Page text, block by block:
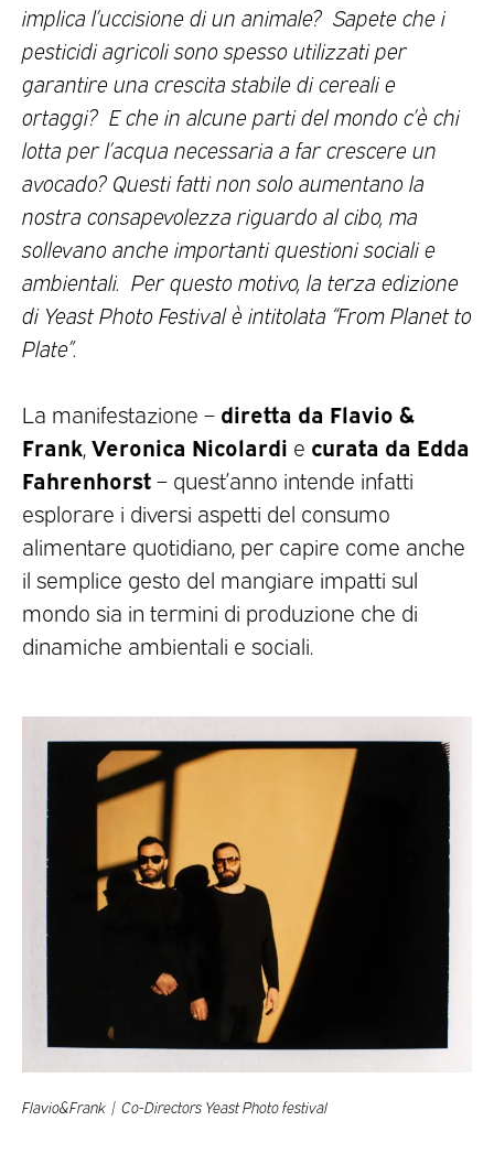
implica l’uccisione di un animale? Sapete che i
pesticidi agricoli sono spesso utilizzati per
garantire una crescita stabile di cereali e
ortaggi? E che in alcune parti del mondo c’è chi
lotta per l’acqua necessaria a far crescere un
avocado? Questi fatti non solo aumentano la
nostra consapevolezza riguardo al cibo, ma
sollevano anche importanti questioni sociali e
ambientali. Per questo motivo, la terza edizione
di Yeast Photo Festival è intitolata “From Planet to
Plate”.
La manifestazione – diretta da Flavio &
Frank Veronica Nicolardi e curata da Edda
Fahrenhorst– quest’anno intende infatti
esplorare i diversi aspetti del consumo
alimentare quotidiano, per capire come anche
il semplice gesto del mangiare impatti sul
mondo sia in termini di produzione che di
dinamiche ambientali e sociali.
Flavio&Frank | Co-Directors Yeast Photo festival